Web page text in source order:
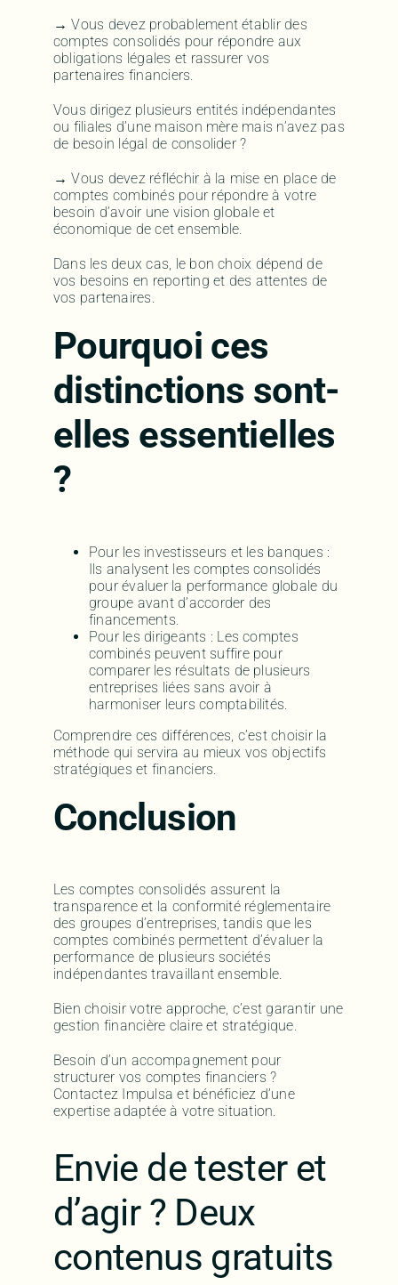
→ Vous devez probablement établir des
comptes consolidés pour répondre aux
obligations légales et rassurer vos
partenaires financiers.
Vous dirigez plusieurs entités indépendantes
ou filiales d’une maison mère mais n’avez pas
de besoin légal de consolider ?
→ Vous devez réfléchir à la mise en place de
comptes combinés pour répondre à votre
besoin d’avoir une vision globale et
économique de cet ensemble.
Dans les deux cas, le bon choix dépend de
vos besoins en reporting et des attentes de
vos partenaires.
Pourquoi ces
distinctions sont-
elles essentielles
?
Pour les investisseurs et les banques :
Ils analysent les comptes consolidés
pour évaluer la performance globale du
groupe avant d’accorder des
financements.
Pour les dirigeants : Les comptes
combinés peuvent suffire pour
comparer les résultats de plusieurs
entreprises liées sans avoir à
harmoniser leurs comptabilités.
Comprendre ces différences, c’est choisir la
méthode qui servira au mieux vos objectifs
stratégiques et financiers.
Conclusion
Les comptes consolidés assurent la
transparence et la conformité réglementaire
des groupes d’entreprises, tandis que les
comptes combinés permettent d’évaluer la
performance de plusieurs sociétés
indépendantes travaillant ensemble.
Bien choisir votre approche, c’est garantir une
gestion financière claire et stratégique.
Besoin d’un accompagnement pour
structurer vos comptes financiers ?
Contactez Impulsa et bénéficiez d’une
expertise adaptée à votre situation.
Envie de tester et
d’agir ? Deux
contenus gratuits